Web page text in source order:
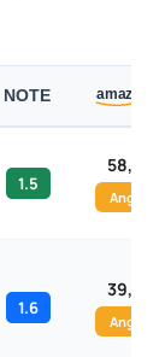
NOTE
1.5
58,00
Angebot
1.6
39,90
Angebot